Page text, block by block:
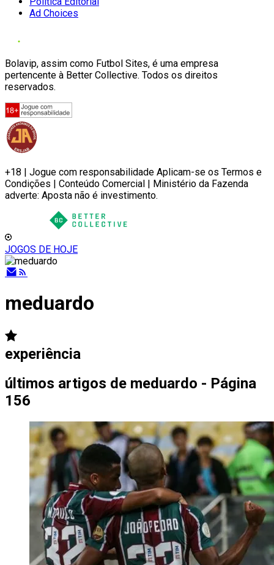
Ad Choices
Bolavip, assim como Futbol Sites, é uma empresa
pertencente à Better Collective. Todos os direitos
reservados.
+18 | Jogue com responsabilidade Aplicam-se os Termos e
Condições | Conteúdo Comercial | Ministério da Fazenda
adverte: Aposta não é investimento.
JOGOS DE HOJE
meduardo
experiência
últimos artigos de meduardo - Página
156